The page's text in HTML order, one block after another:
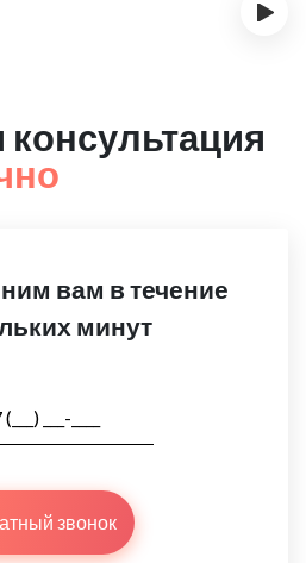
›
вам в течение
минут
звонок